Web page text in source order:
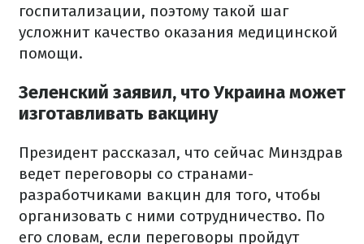
госпитализации, поэтому такой шаг
усложнит качество оказания медицинской
помощи.
Зеленский заявил, что Украина может
изготавливать вакцину
Президент рассказал, что сейчас Минздрав
ведет переговоры со странами-
разработчиками вакцин для того, чтобы
организовать с ними сотрудничество. По
его словам, если переговоры пройдут